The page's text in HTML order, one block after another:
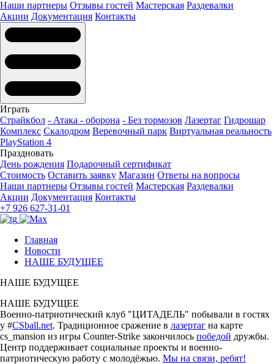
Наши партнеры Отзывы гостей Мастерская Раздевалки
Акции Документация Контакты
Играть
Страйкбол - Атака - оборона - Без тормозов Лазертаг Гидрошар
Комплекс Скалодром Веревочный парк Виртуальная реальность
PlayStation 4
Праздновать
День рождения Подарочный сертификат
Стоимость Оставить заявку Магазин Ответы на вопросы
Наши партнеры Отзывы гостей Мастерская Раздевалки
Акции Документация Контакты
+7 926 627-31-01
Главная
Новости
НАШЕ БУДУЩЕЕ
НАШЕ БУДУЩЕЕ
НАШЕ БУДУЩЕЕ
Военно-патриотический клуб "ЦИТАДЕЛЬ" побывали в гостях
у #CSball.net. Традиционное сражение в лазертаг на карте
cs_mansion из игры Counter-Strike закончилось победой дружбы.
Центр поддерживает социальные проекты и военно-
патриотическую работу с молодёжью. Мы на связи, ребят!